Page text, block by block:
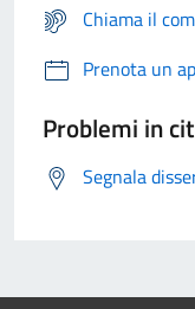
Chiama il
Prenota un
Problemi in
Segnala